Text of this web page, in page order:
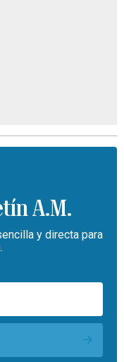
A.M.
y directa para